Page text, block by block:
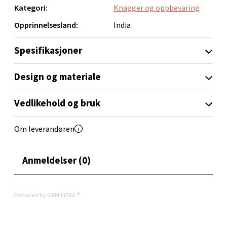
Kategori:
Knagger og oppbevaring
Opprinnelsesland:
India
Spesifikasjoner
Design og materiale
Vedlikehold og bruk
Om leverandøren
Anmeldelser (0)
Powered by GAMIFIERA.®
Velg
Orkanger - Thon Senter Orkanger
Orkanger
Åpent i dag 09-20
0 i butikk